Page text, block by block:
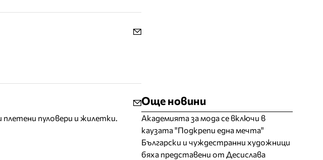
пуловери и жилетки.
Още новини
Академията за мода се включи в
каузата "Подкрепи една мечта"
Български и чуждестранни художници
бяха представени от Десислава